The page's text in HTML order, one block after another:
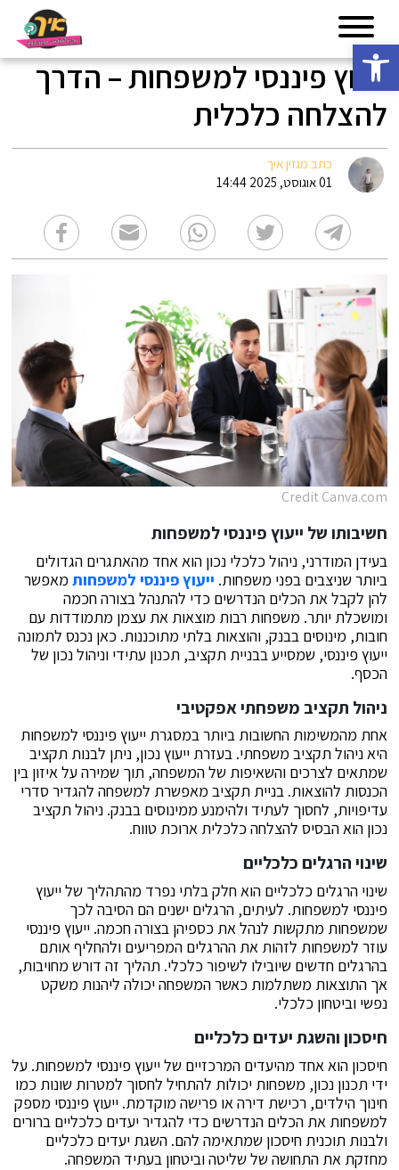
פתח סרגל נגישות
ייעוץ פיננסי למשפחות – הדרך
להצלחה כלכלית
כתב מגזין איך
01 אוגוסט, 2025 14:44
Credit Canva.com
חשיבותו של ייעוץ פיננסי למשפחות
בעידן המודרני, ניהול כלכלי נכון הוא אחד מהאתגרים הגדולים
ביותר שניצבים בפני משפחות. ייעוץ פיננסי למשפחותמאפשר
להן לקבל את הכלים הנדרשים כדי להתנהל בצורה חכמה
ומושכלת יותר. משפחות רבות מוצאות את עצמן מתמודדות עם
חובות, מינוסים בבנק, והוצאות בלתי מתוכננות. כאן נכנס לתמונה
ייעוץ פיננסי, שמסייע בבניית תקציב, תכנון עתידי וניהול נכון של
הכסף.
ניהול תקציב משפחתי אפקטיבי
אחת מהמשימות החשובות ביותר במסגרת ייעוץ פיננסי למשפחות
היא ניהול תקציב משפחתי. בעזרת ייעוץ נכון, ניתן לבנות תקציב
שמתאים לצרכים והשאיפות של המשפחה, תוך שמירה על איזון בין
הכנסות להוצאות. בניית תקציב מאפשרת למשפחה להגדיר סדרי
עדיפויות, לחסוך לעתיד ולהימנע ממינוסים בבנק. ניהול תקציב
נכון הוא הבסיס להצלחה כלכלית ארוכת טווח.
שינוי הרגלים כלכליים
שינוי הרגלים כלכליים הוא חלק בלתי נפרד מהתהליך של ייעוץ
פיננסי למשפחות. לעיתים, הרגלים ישנים הם הסיבה לכך
שמשפחות מתקשות לנהל את כספיהן בצורה חכמה. ייעוץ פיננסי
עוזר למשפחות לזהות את ההרגלים המפריעים ולהחליף אותם
בהרגלים חדשים שיובילו לשיפור כלכלי. תהליך זה דורש מחויבות,
אך התוצאות משתלמות כאשר המשפחה יכולה ליהנות משקט
נפשי וביטחון כלכלי.
חיסכון והשגת יעדים כלכליים
חיסכון הוא אחד מהיעדים המרכזיים של ייעוץ פיננסי למשפחות. על
ידי תכנון נכון, משפחות יכולות להתחיל לחסוך למטרות שונות כמו
חינוך הילדים, רכישת דירה או פרישה מוקדמת. ייעוץ פיננסי מספק
למשפחות את הכלים הנדרשים כדי להגדיר יעדים כלכליים ברורים
ולבנות תוכנית חיסכון שמתאימה להם. השגת יעדים כלכליים
מחזקת את התחושה של שליטה וביטחון בעתיד המשפחה.